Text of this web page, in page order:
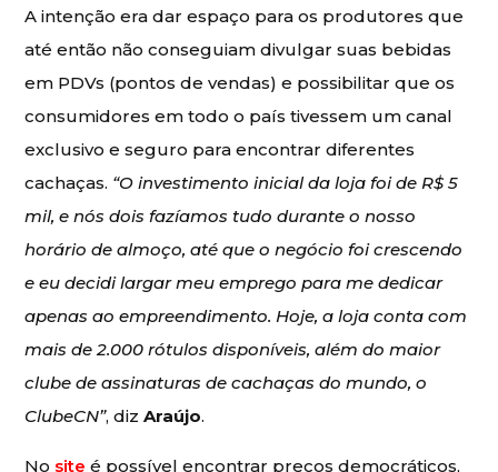
A intenção era dar espaço para os produtores que
até então não conseguiam divulgar suas bebidas
em PDVs (pontos de vendas) e possibilitar que os
consumidores em todo o país tivessem um canal
exclusivo e seguro para encontrar diferentes
cachaças. “O investimento inicial da loja foi de R$ 5
mil, e nós dois fazíamos tudo durante o nosso
horário de almoço, até que o negócio foi crescendo
e eu decidi largar meu emprego para me dedicar
apenas ao empreendimento. Hoje, a loja conta com
mais de 2.000 rótulos disponíveis, além do maior
clube de assinaturas de cachaças do mundo, o
ClubeCN”, dizAraújo.
No site é possível encontrar preços democráticos,